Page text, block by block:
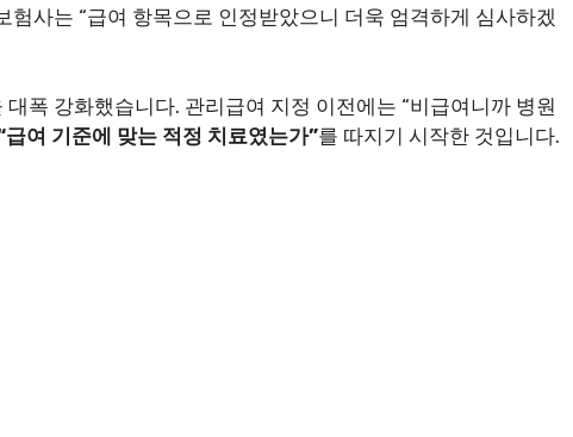
사는 “급여 항목으로 인정받았으니 더욱 엄격하게 심사하겠
폭 강화했습니다. 관리급여 지정 이전에는 “비급여니까 병원
급여 기준에 맞는 적정 치료였는가”를 따지기 시작한 것입니다.